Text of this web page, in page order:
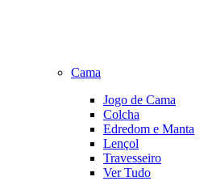
Cama
Jogo de Cama
Colcha
Edredom e Manta
Lençol
Travesseiro
Ver Tudo